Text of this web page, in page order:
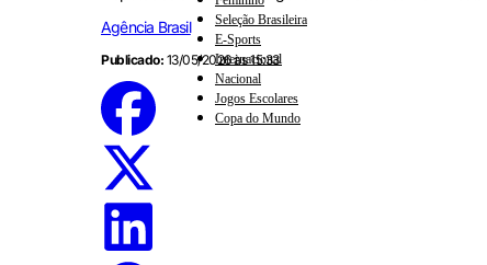
Seleção Brasileira
E-Sports
Internacional
Nacional
Jogos Escolares
Copa do Mundo
Agência Brasil
Publicado: 13/05/2026 às 15:33